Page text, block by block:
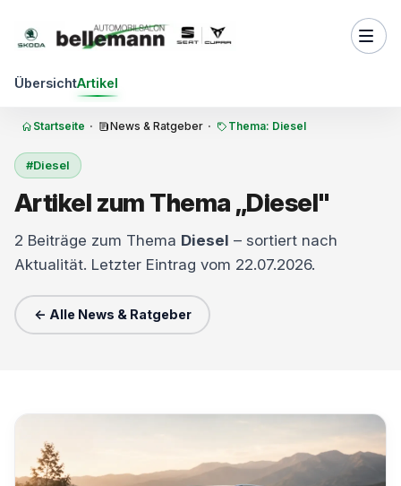
ÜbersichtArtikel
Startseite · News & Ratgeber · Thema: Diesel
#Diesel
Artikel zum Thema „Diesel"
2 Beiträge zum Thema Diesel – sortiert nach
Aktualität. Letzter Eintrag vom 22.07.2026.
← Alle News & Ratgeber